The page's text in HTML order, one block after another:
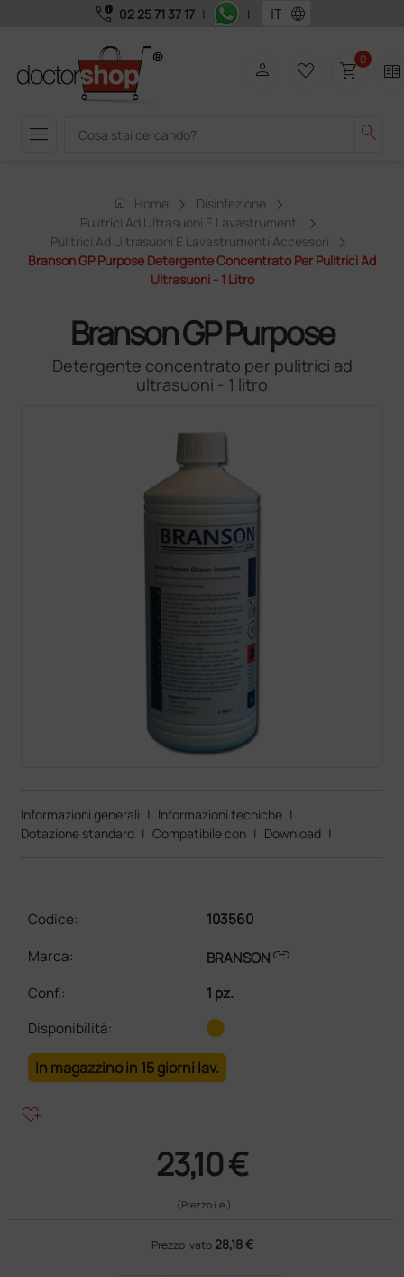
call_quality 02 25 71 37 17 | | language
menu search
person favorite_border shopping_cart0 two_pager
home Home
Disinfezione
Pulitrici Ad Ultrasuoni E Lavastrumenti
Pulitrici Ad Ultrasuoni E Lavastrumenti Accessori
Branson GP Purpose Detergente Concentrato Per Pulitrici Ad
Ultrasuoni - 1 Litro
Branson GP Purpose
Detergente concentrato per pulitrici ad
ultrasuoni - 1 litro
Informazioni generali | Informazioni tecniche |
Dotazione standard | Compatibile con | Download |
Codice:
103560
Marca:
BRANSONlink
Conf.:
1 pz.
Disponibilità:
In magazzino in 15 giorni lav.
heart_plus
23,10 €
(Prezzo i.e.)
Prezzo ivato 28,18 €